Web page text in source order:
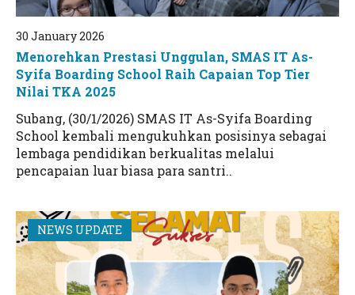
30 January 2026
Menorehkan Prestasi Unggulan, SMAS IT As-
Syifa Boarding School Raih Capaian Top Tier
Nilai TKA 2025
Subang, (30/1/2026) SMAS IT As-Syifa Boarding
School kembali mengukuhkan posisinya sebagai
lembaga pendidikan berkualitas melalui
pencapaian luar biasa para santri..
NEWS UPDATE